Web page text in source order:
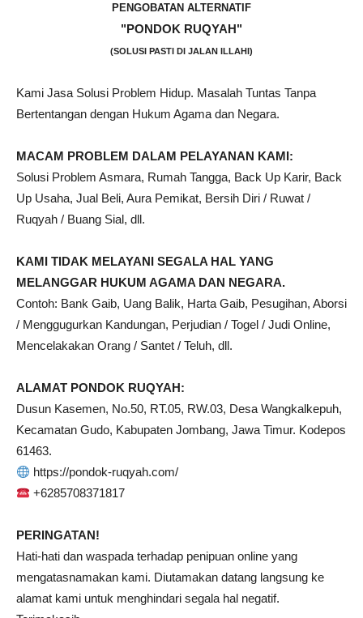
PENGOBATAN ALTERNATIF
"PONDOK RUQYAH"
(SOLUSI PASTI DI JALAN ILLAHI)
Kami Jasa Solusi Problem Hidup. Masalah Tuntas Tanpa
Bertentangan dengan Hukum Agama dan Negara.
MACAM PROBLEM DALAM PELAYANAN KAMI:
Solusi Problem Asmara, Rumah Tangga, Back Up Karir, Back
Up Usaha, Jual Beli, Aura Pemikat, Bersih Diri / Ruwat /
Ruqyah / Buang Sial, dll.
KAMI TIDAK MELAYANI SEGALA HAL YANG
MELANGGAR HUKUM AGAMA DAN NEGARA.
Contoh: Bank Gaib, Uang Balik, Harta Gaib, Pesugihan, Aborsi
/ Menggugurkan Kandungan, Perjudian / Togel / Judi Online,
Mencelakakan Orang / Santet / Teluh, dll.
ALAMAT PONDOK RUQYAH:
Dusun Kasemen, No.50, RT.05, RW.03, Desa Wangkalkepuh,
Kecamatan Gudo, Kabupaten Jombang, Jawa Timur. Kodepos
61463.
https://pondok-ruqyah.com/
+6285708371817
PERINGATAN!
Hati-hati dan waspada terhadap penipuan online yang
mengatasnamakan kami. Diutamakan datang langsung ke
alamat kami untuk menghindari segala hal negatif.